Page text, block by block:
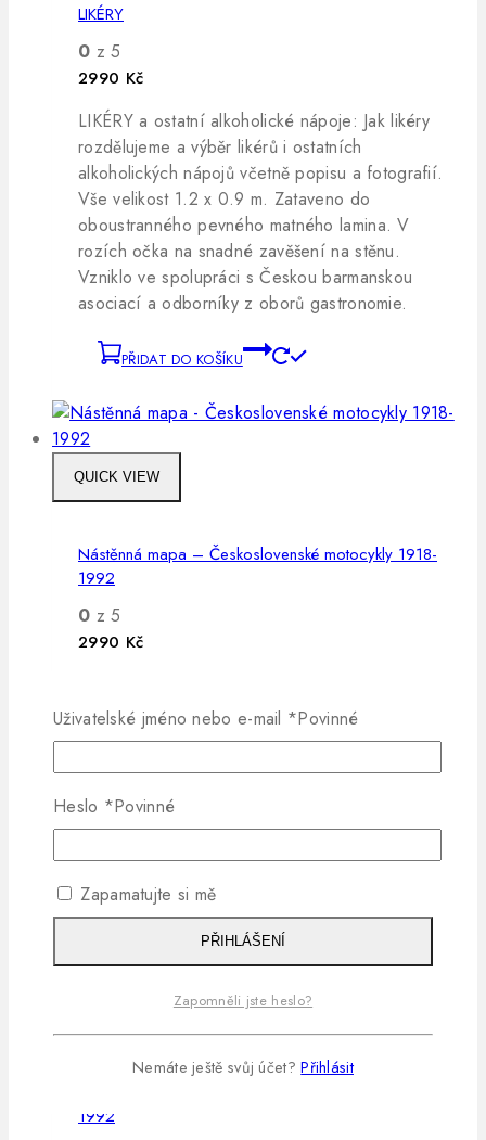
LIKÉRY
0 z 5
2990 Kč
LIKÉRY a ostatní alkoholické nápoje: Jak likéry
rozdělujeme a výběr likérů i ostatních
alkoholických nápojů včetně popisu a fotografií.
Vše velikost 1.2 x 0.9 m. Zataveno do
oboustranného pevného matného lamina. V
rozích očka na snadné zavěšení na stěnu.
Vzniklo ve spolupráci s Českou barmanskou
asociací a odborníky z oborů gastronomie.
PŘIDAT DO KOŠÍKU
QUICK VIEW
Nástěnná mapa – Československé motocykly 1918-
1992
0 z 5
2990 Kč
pro zavěšení Rozměry – 150×120 cm Barva –
zlatá Nástěnná zeměpisná mapa Republiky
rozměr 150 x 120 cm, matné lamino s očky k
PŘIDAT DO KOŠÍKU
1992
Uživatelské jméno nebo e-mail *Povinné
Heslo *Povinné
Zapamatujte si mě
PŘIHLÁŠENÍ
Zapomněli jste heslo?
Nemáte ještě svůj účet?Přihlásit